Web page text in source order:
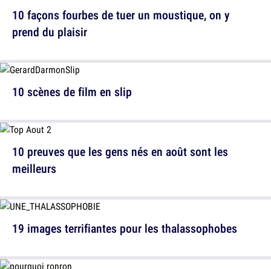
10 scènes de film en slip
19 images terrifiantes pour les thalassophobes
10 façons fourbes de tuer un moustique, on y
prend du plaisir
10 preuves que les gens nés en août sont les
meilleurs